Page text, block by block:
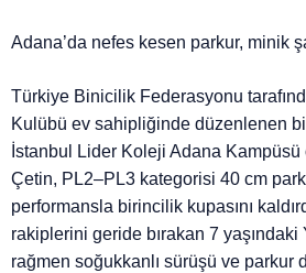
Adana’da nefes kesen parkur, minik
Türkiye Binicilik Federasyonu
Kulübü ev sahipliğinde düzenlenen
İstanbul Lider Koleji Adana
Çetin, PL2–PL3 kategorisi 40 cm
performansla birincilik kupasını
rakiplerini geride bırakan 7 yaşındaki
rağmen soğukkanlı sürüşü ve parkur